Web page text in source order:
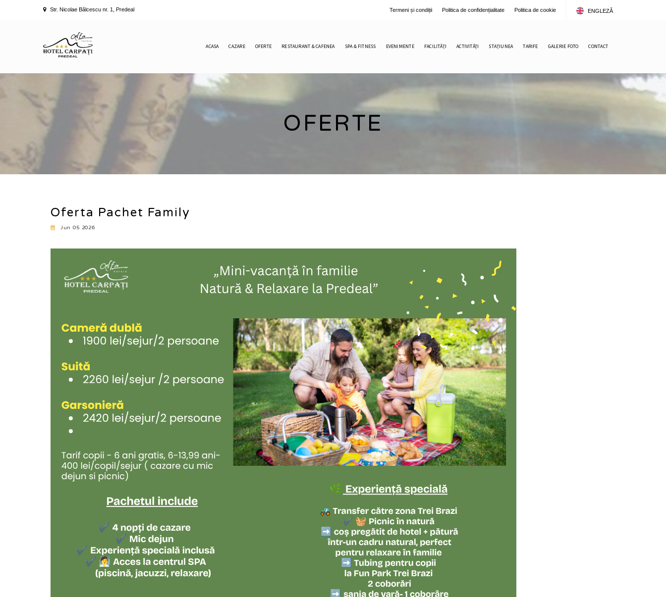
Str. Nicolae Bălcescu nr. 1, Predeal Termeni și condiții Politica de confidențialitate Politica de cookie ENGLEZĂ
ACASA CAZARE OFERTE RESTAURANT & CAFENEA SPA & FITNESS EVENIMENTE FACILITĂȚI ACTIVITĂȚI STAȚIUNEA TARIFE GALERIE FOTO CONTACT
OFERTE
Oferta Pachet Family
Jun 05 2026